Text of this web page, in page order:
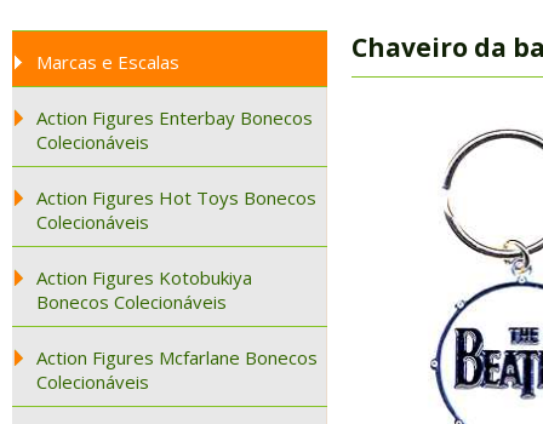
Marcas e Escalas
Action Figures Enterbay Bonecos
Colecionáveis
Action Figures Hot Toys Bonecos
Colecionáveis
Action Figures Kotobukiya
Bonecos Colecionáveis
Action Figures Mcfarlane Bonecos
Colecionáveis
Chaveiro da